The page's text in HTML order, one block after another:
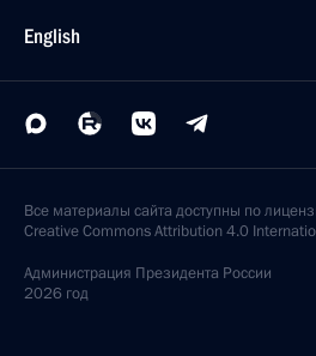
English
Все материалы сайта доступны по
Creative Commons Attribution 4.0
Администрация Президента России
2026 год